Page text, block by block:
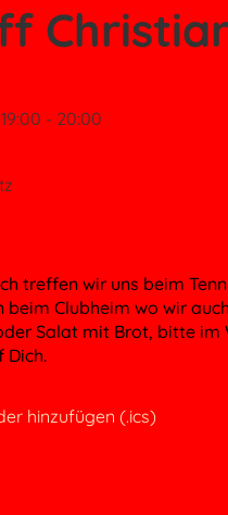
- 20:00
treffen wir uns beim
beim Clubheim wo wir
Salat mit Brot, bitte
Dich.
hinzufügen (.ics)